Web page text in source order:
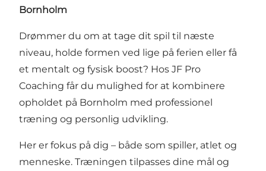
Bornholm
Drømmer du om at tage dit spil til næste
niveau, holde formen ved lige på ferien eller få
et mentalt og fysisk boost? Hos JF Pro
Coaching får du mulighed for at kombinere
opholdet på Bornholm med professionel
træning og personlig udvikling.
Her er fokus på dig – både som spiller, atlet og
menneske. Træningen tilpasses dine mål og